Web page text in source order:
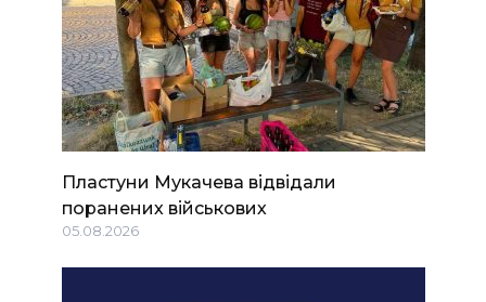
Пластуни Мукачева відвідали
поранених військових
05.08.2026